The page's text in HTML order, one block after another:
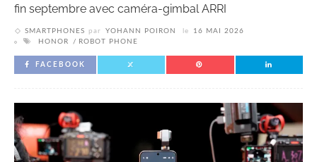
fin septembre avec caméra-gimbal ARRI
SMARTPHONES par YOHANN POIRON le
16 MAI 2026
HONOR
ROBOT PHONE
FACEBOOK